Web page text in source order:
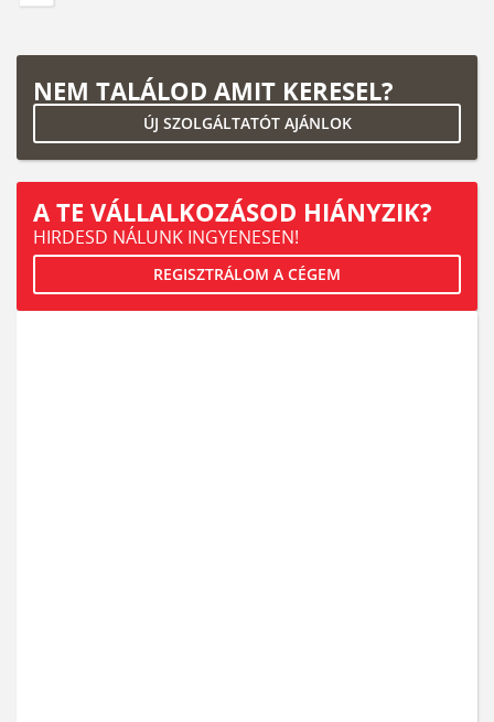
NEM TALÁLOD AMIT KERESEL?
ÚJ SZOLGÁLTATÓT AJÁNLOK
A TE VÁLLALKOZÁSOD HIÁNYZIK?
HIRDESD NÁLUNK INGYENESEN!
REGISZTRÁLOM A CÉGEM